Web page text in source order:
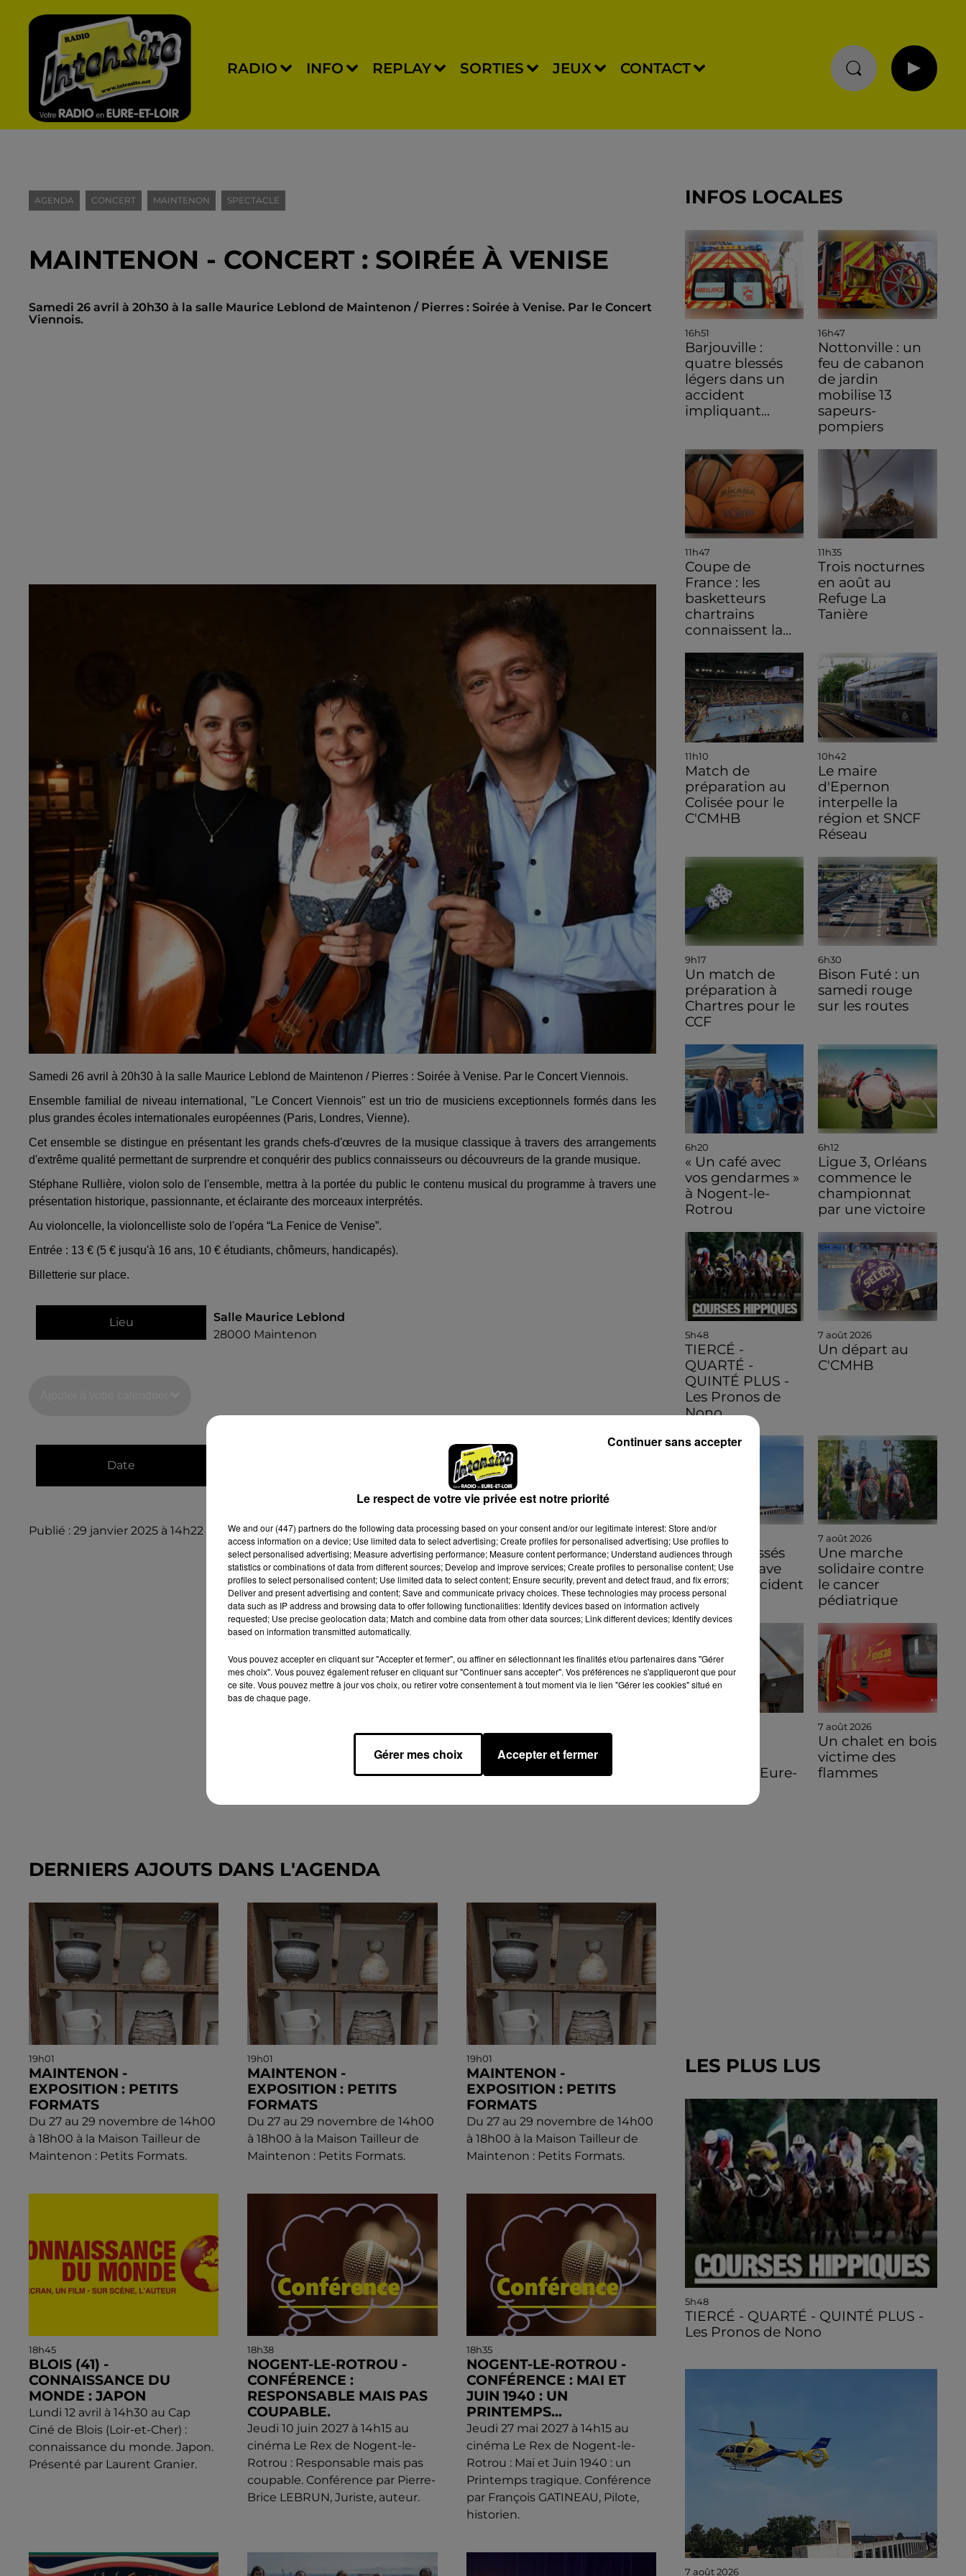
RADIO INFO REPLAY SORTIES JEUX CONTACT
AGENDA CONCERT MAINTENON SPECTACLE
MAINTENON - CONCERT : SOIRÉE À VENISE
Samedi 26 avril à 20h30 à la salle Maurice Leblond de Maintenon / Pierres : Soirée à Venise. Par le Concert
Viennois.
Samedi 26 avril à 20h30 à la salle Maurice Leblond de Maintenon / Pierres : Soirée à Venise. Par le Concert Viennois.
Ensemble familial de niveau international, "Le Concert Viennois" est un trio de musiciens exceptionnels formés dans les
plus grandes écoles internationales européennes (Paris, Londres, Vienne).
Cet ensemble se distingue en présentant les grands chefs-d'œuvres de la musique classique à travers des arrangements
d'extrême qualité permettant de surprendre et conquérir des publics connaisseurs ou découvreurs de la grande musique.
Stéphane Rullière, violon solo de l'ensemble, mettra à la portée du public le contenu musical du programme à travers une
présentation historique, passionnante, et éclairante des morceaux interprétés.
Au violoncelle, la violoncelliste solo de l'opéra “La Fenice de Venise”.
Entrée : 13 € (5 € jusqu'à 16 ans, 10 € étudiants, chômeurs, handicapés).
Billetterie sur place.
Lieu
Salle Maurice Leblond
28000 Maintenon
Date
Publié : 29 janvier 2025 à 14h22
DERNIERS AJOUTS DANS L'AGENDA
19h01
MAINTENON -
EXPOSITION : PETITS
FORMATS
Du 27 au 29 novembre de 14h00
à 18h00 à la Maison Tailleur de
Maintenon : Petits Formats.
19h01
MAINTENON -
EXPOSITION : PETITS
FORMATS
Du 27 au 29 novembre de 14h00
à 18h00 à la Maison Tailleur de
Maintenon : Petits Formats.
19h01
MAINTENON -
EXPOSITION : PETITS
FORMATS
Du 27 au 29 novembre de 14h00
à 18h00 à la Maison Tailleur de
Maintenon : Petits Formats.
18h45
BLOIS (41) -
CONNAISSANCE DU
MONDE : JAPON
Lundi 12 avril à 14h30 au Cap
Ciné de Blois (Loir-et-Cher) :
connaissance du monde. Japon.
Présenté par Laurent Granier.
18h38
NOGENT-LE-ROTROU -
CONFÉRENCE :
RESPONSABLE MAIS PAS
COUPABLE.
Jeudi 10 juin 2027 à 14h15 au
cinéma Le Rex de Nogent-le-
Rotrou : Responsable mais pas
coupable. Conférence par Pierre-
Brice LEBRUN, Juriste, auteur.
18h35
NOGENT-LE-ROTROU -
CONFÉRENCE : MAI ET
JUIN 1940 : UN
PRINTEMPS...
Jeudi 27 mai 2027 à 14h15 au
cinéma Le Rex de Nogent-le-
Rotrou : Mai et Juin 1940 : un
Printemps tragique. Conférence
par François GATINEAU, Pilote,
historien.
INFOS LOCALES
16h51
Barjouville :
quatre blessés
légers dans un
accident
impliquant...
16h47
Nottonville : un
feu de cabanon
de jardin
mobilise 13
sapeurs-
pompiers
11h47
Coupe de
France : les
basketteurs
chartrains
connaissent la...
11h35
Trois nocturnes
en août au
Refuge La
Tanière
11h10
Match de
préparation au
Colisée pour le
C'CMHB
10h42
Le maire
d'Epernon
interpelle la
région et SNCF
Réseau
9h17
Un match de
préparation à
Chartres pour le
CCF
6h30
Bison Futé : un
samedi rouge
sur les routes
6h20
« Un café avec
vos gendarmes »
à Nogent-le-
Rotrou
6h12
Ligue 3, Orléans
commence le
championnat
par une victoire
5h48
TIERCÉ -
QUARTÉ -
QUINTÉ PLUS -
Les Pronos de
Nono
7 août 2026
Un départ au
C'CMHB
7 août 2026
Quatre blessés
dont un grave
dans un accident
sur l'A10
7 août 2026
Une marche
solidaire contre
le cancer
pédiatrique
volante en Eure-
7 août 2026
Un chalet en bois
victime des
flammes
LES PLUS LUS
5h48
TIERCÉ - QUARTÉ - QUINTÉ PLUS -
Les Pronos de Nono
7 août 2026
Le respect de votre vie privée est notre priorité
We and our (447) partnersdo the following data processing based on your consent and/or our legitimate interest: Store and/or
access information on a device; Use limited data to select advertising; Create profiles for personalised advertising; Use profiles to
select personalised advertising; Measure advertising performance; Measure content performance; Understand audiences through
statistics or combinations of data from different sources; Develop and improve services; Create profiles to personalise content; Use
profiles to select personalised content; Use limited data to select content; Ensure security, prevent and detect fraud, and fix errors;
Deliver and present advertising and content; Save and communicate privacy choices. These technologies may process personal
data such as IP address and browsing data to offer following functionalities: Identify devices based on information actively
requested; Use precise geolocation data; Match and combine data from other data sources; Link different devices; Identify devices
based on information transmitted automatically.
Vous pouvez accepter en cliquant sur "Accepter et fermer", ou affiner en sélectionnant les finalités et/ou partenaires dans "Gérer
mes choix". Vous pouvez également refuser en cliquant sur "Continuer sans accepter". Vos préférences ne s'appliqueront que pour
ce site. Vous pouvez mettre à jour vos choix, ou retirer votre consentement à tout moment via le lien "Gérer les cookies" situé en
bas de chaque page.
Gérer mes choix Accepter et fermer
Continuer sans accepter